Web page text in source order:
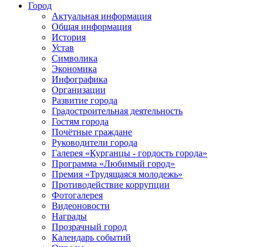
Город
Актуальная информация
Общая информация
История
Устав
Символика
Экономика
Инфографика
Организации
Развитие города
Градостроительная деятельность
Гостям города
Почётные граждане
Руководители города
Галерея «Курганцы - гордость города»
Программа «Любимый город»
Премия «Трудящаяся молодежь»
Противодействие коррупции
Фотогалерея
Видеоновости
Награды
Прозрачный город
Календарь событий